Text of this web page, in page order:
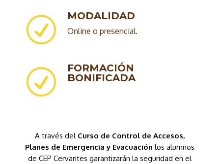
R MODALIDAD
Online o presencial.
R
FORMACIÓN
BONIFICADA
A través del Curso de Control de Accesos,
Planes de Emergencia y Evacuaciónlos alumnos
de CEP Cervantes garantizarán la seguridad en el